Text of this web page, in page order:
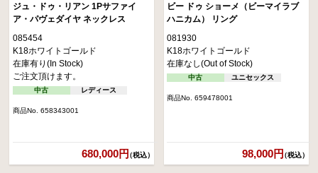
ジュ・ドゥ・リアン 1Pサファイ
ア・パヴェダイヤ ネックレス
085454
K18ホワイトゴールド
在庫有り(In Stock)
ご注文頂けます。
中古 レディース
商品No. 658343001
680,000円（税込）
ビー ドゥ ショーメ（ビーマイラブ
ハニカム） リング
081930
K18ホワイトゴールド
在庫なし(Out of Stock)
中古 ユニセックス
商品No. 659478001
98,000円（税込）